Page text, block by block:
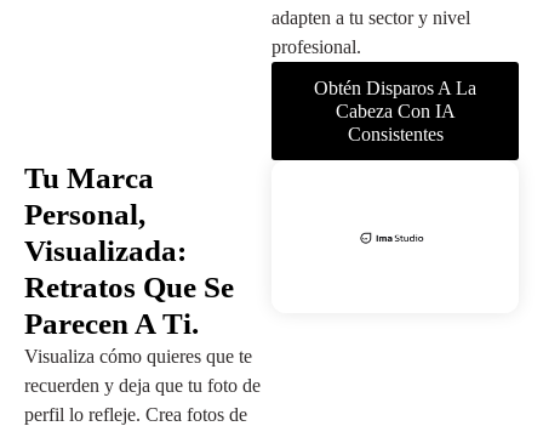
adapten a tu sector y nivel
profesional.
Obtén Disparos A La
Cabeza Con IA
Consistentes
Tu Marca
Personal,
Visualizada:
Retratos Que Se
Parecen A Ti.
Visualiza cómo quieres que te
recuerden y deja que tu foto de
perfil lo refleje. Crea fotos de